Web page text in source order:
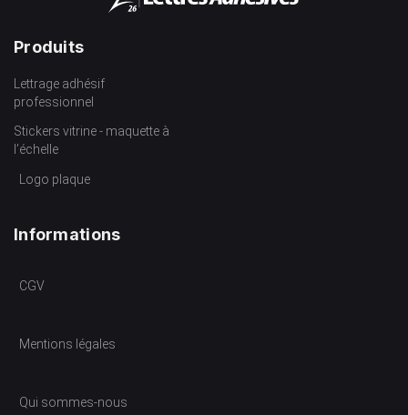
Produits
Lettrage adhésif
professionnel
Stickers vitrine - maquette à
l’échelle
Logo plaque
Informations
CGV
Mentions légales
Qui sommes-nous